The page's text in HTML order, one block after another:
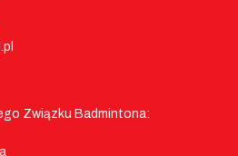
Związku Badmintona: